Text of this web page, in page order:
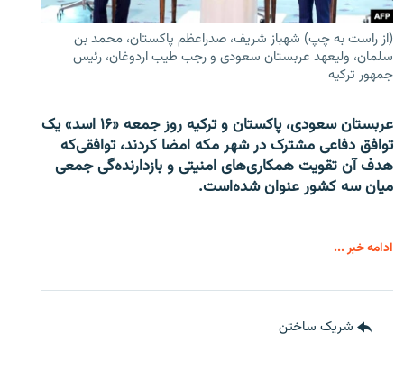
(از راست به چپ) شهباز شریف، صدراعظم پاکستان، محمد بن
سلمان، ولیعهد عربستان سعودی و رجب طیب اردوغان، رئیس
جمهور ترکیه
عربستان سعودی، پاکستان و ترکیه روز جمعه «۱۶ اسد» یک
توافق دفاعی مشترک در شهر مکه امضا کردند، توافقی‌که
هدف آن تقویت همکاری‌های امنیتی و بازدارنده‌گی جمعی
میان سه کشور عنوان شده‌است.
ادامه خبر ...
شریک ساختن